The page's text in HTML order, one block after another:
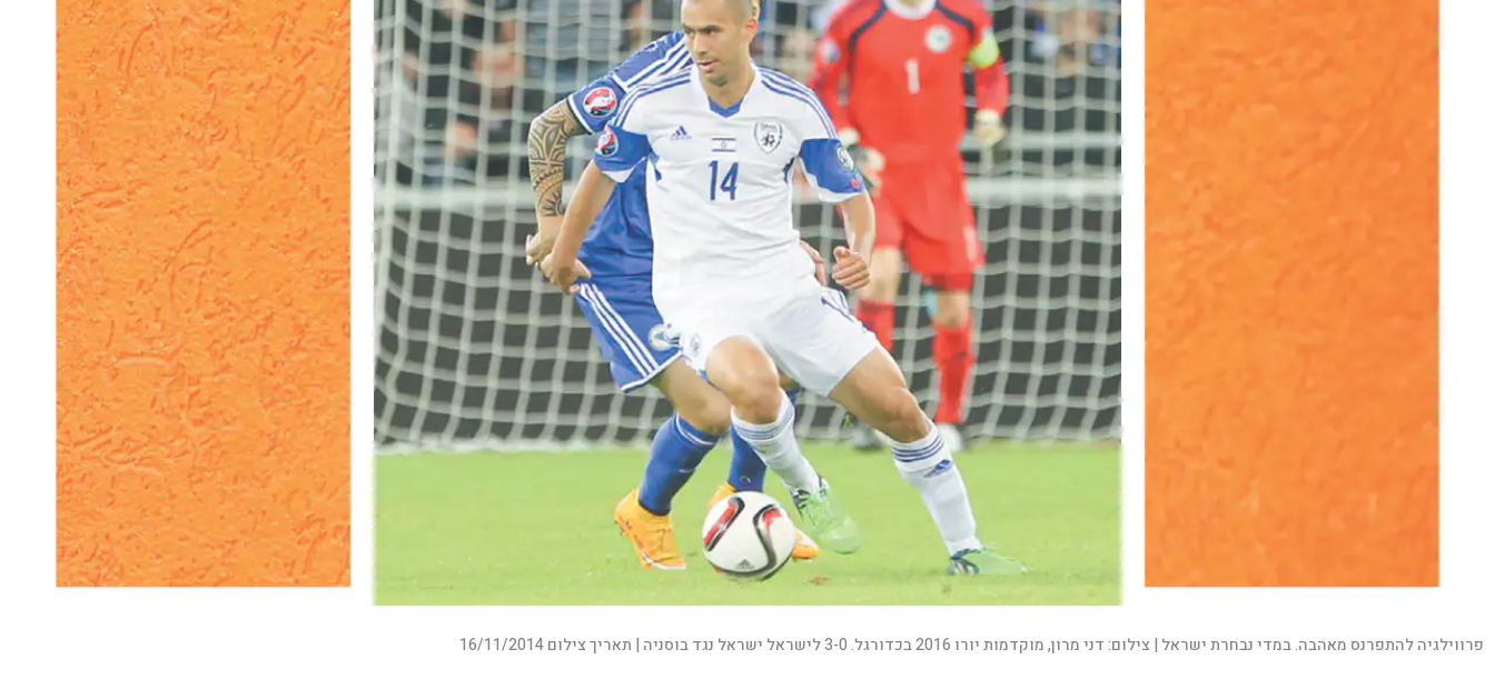
פרווילגיה להתפרנס מאהבה. במדי נבחרת ישראל | צילום:דני מרון, מוקדמות יורו 2016 בכדורגל. 3-0 לישראל ישראל נגד בוסניה | תאריך צילום 16/11/2014